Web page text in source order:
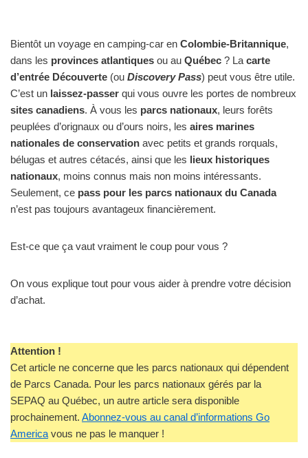
Bientôt un voyage en camping-car en Colombie-Britannique,
dans les provinces atlantiques ou au Québec ? La carte
d’entrée Découverte (ou Discovery Pass) peut vous être utile.
C’est un laissez-passer qui vous ouvre les portes de nombreux
sites canadiens. À vous les parcs nationaux, leurs forêts
peuplées d’orignaux ou d’ours noirs, les aires marines
nationales de conservation avec petits et grands rorquals,
bélugas et autres cétacés, ainsi que les lieux historiques
nationaux, moins connus mais non moins intéressants.
Seulement, ce pass pour les parcs nationaux du Canada
n’est pas toujours avantageux financièrement.
Est-ce que ça vaut vraiment le coup pour vous ?
On vous explique tout pour vous aider à prendre votre décision
d’achat.
Attention !
Cet article ne concerne que les parcs nationaux qui dépendent
de Parcs Canada. Pour les parcs nationaux gérés par la
SEPAQ au Québec, un autre article sera disponible
prochainement. Abonnez-vous au canal d’informations Go
America vous ne pas le manquer !